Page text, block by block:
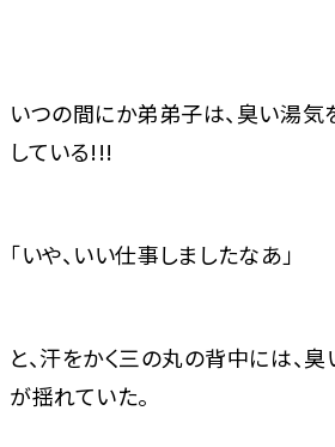
いつの間にか弟弟子は、臭い湯
している!!!
「いや、いい仕事しましたなあ」
と、汗をかく三の丸の背中には、臭
が揺れていた。